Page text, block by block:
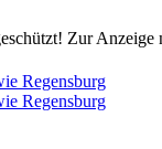
Zur Anzeige